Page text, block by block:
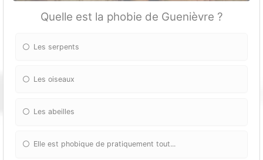
Quelle est la phobie de Guenièvre ?
Les serpents
Les oiseaux
Les abeilles
Elle est phobique de pratiquement tout...